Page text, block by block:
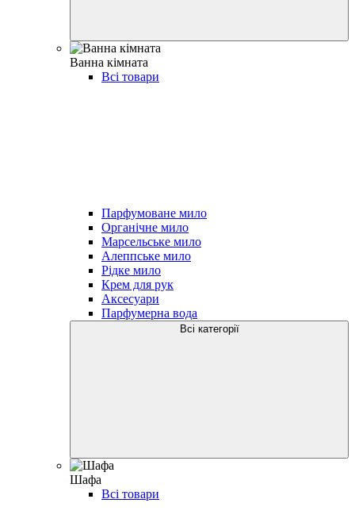
Ванна кімната
Всі товари
Парфумоване мило
Органічне мило
Марсельське мило
Алеппське мило
Рідке мило
Крем для рук
Аксесуари
Парфумерна вода
Всі категорії
Шафа
Всі товари